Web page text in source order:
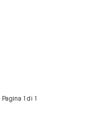
Pagina 1 di 1